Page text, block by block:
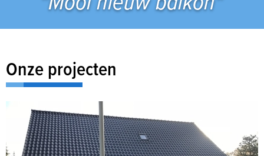
Onze projecten